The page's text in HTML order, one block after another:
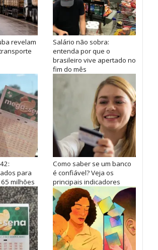
revelam
Salário não sobra:
entenda por que o
brasileiro vive apertado no
fim do mês
para
milhões
Como saber se um banco
é confiável? Veja os
principais indicadores